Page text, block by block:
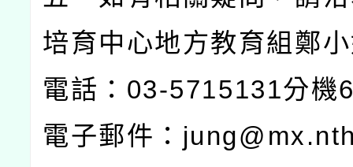
培育中心地方教育組鄭
電話： 03-5715131分機
電子郵件：